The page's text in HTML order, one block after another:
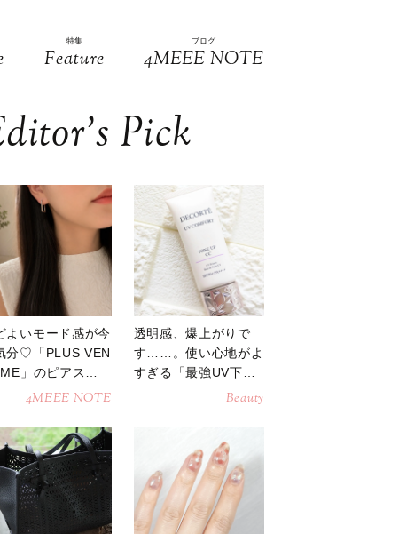
特集
Feature
ブログ
4MEEE NOTE
Pick
よいモード感が今
分♡「PLUS VEN
」のピアスが
4MEEE NOTE
透明感、爆上がりで
す……。使い心地がよ
すぎる「最強UV下
Beauty